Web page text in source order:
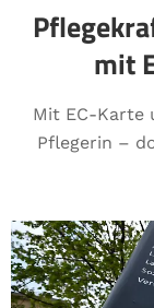
mit
Mit EC-Karte
Pflegerin –